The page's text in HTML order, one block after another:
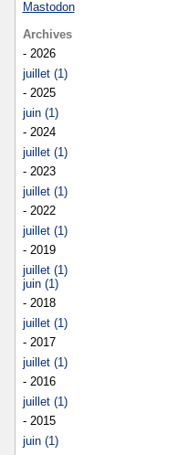
Mastodon
Archives
- 2026
juillet (1)
- 2025
juin (1)
- 2024
juillet (1)
- 2023
juillet (1)
- 2022
juillet (1)
- 2019
juillet (1)
juin (1)
- 2018
juillet (1)
- 2017
juillet (1)
- 2016
juillet (1)
- 2015
juin (1)